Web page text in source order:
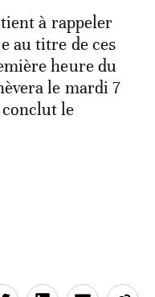
à rappeler
au titre de ces
heure du
le mardi 7
le